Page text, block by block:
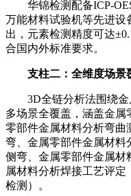
华锦检测配备ICP-OES
万能材料试验机等先进设
出，元素检测精度可达
合国内外标准要求。
支柱二：全维度场景
3D全链分析法围绕金
多场景全覆盖，涵盖金属
零部件金属材料分析弯曲
弯、金属零部件金属材料
侧弯、金属零部件金属材
属材料分析焊接工艺评
检测）。